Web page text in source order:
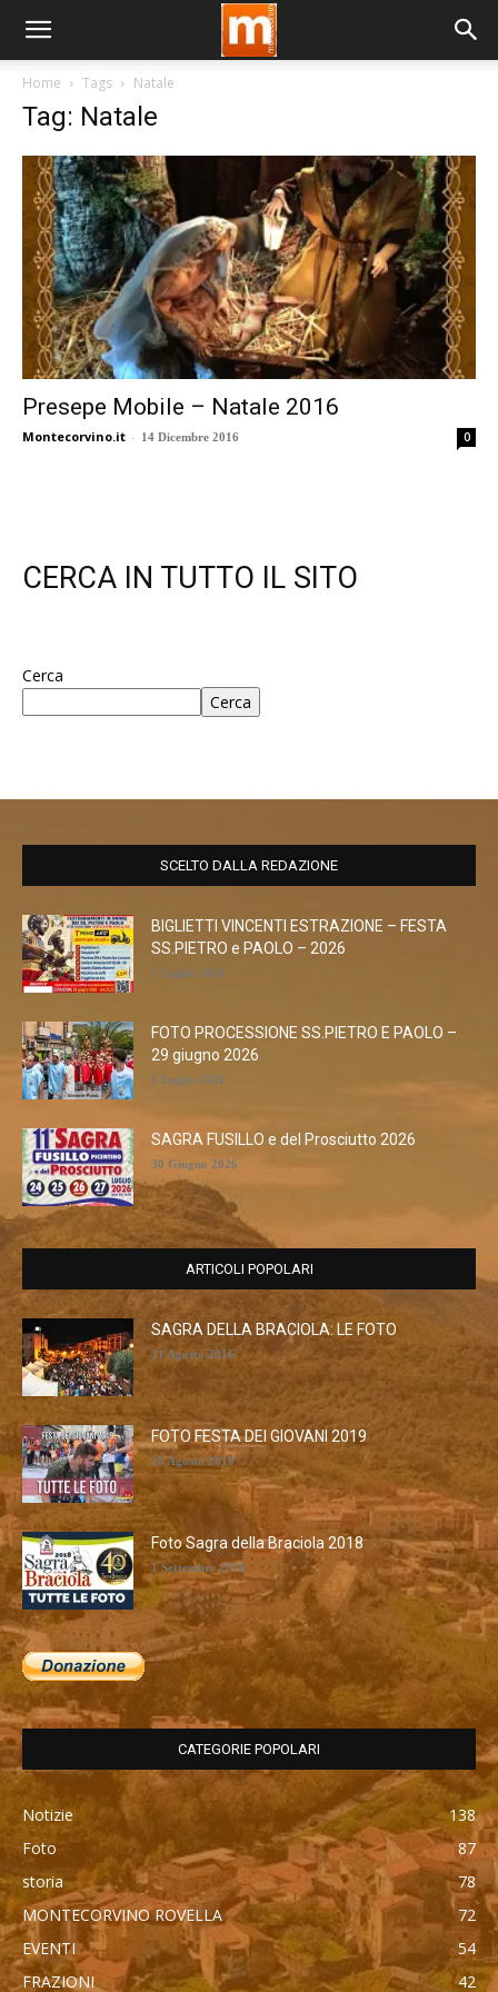
Home Tags Natale
Tag: Natale
Presepe Mobile – Natale 2016
Montecorvino.it - 14 Dicembre 2016 0
CERCA IN TUTTO IL SITO
Cerca
Cerca
SCELTO DALLA REDAZIONE
BIGLIETTI VINCENTI ESTRAZIONE – FESTA
SS.PIETRO e PAOLO – 2026
1 Luglio 2026
FOTO PROCESSIONE SS.PIETRO E PAOLO –
29 giugno 2026
1 Luglio 2026
SAGRA FUSILLO e del Prosciutto 2026
30 Giugno 2026
ARTICOLI POPOLARI
SAGRA DELLA BRACIOLA: LE FOTO
31 Agosto 2016
FOTO FESTA DEI GIOVANI 2019
28 Agosto 2019
Foto Sagra della Braciola 2018
1 Settembre 2018
CATEGORIE POPOLARI
Notizie
138
Foto
87
storia
78
MONTECORVINO ROVELLA
72
EVENTI
54
FRAZIONI
42